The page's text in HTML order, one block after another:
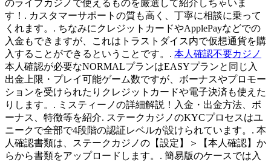
のライブカジノで使えるものを厳選して紹介しちゃいま
す！. カスタマーサポートの質も高く、丁寧に相談に乗って
くれます。. ちなみにクレジットカードやApplePayなどでの
入金もできますが、これはトラストダイス内で仮想通貨を購
入することができるということです。. 本人確認不要カジノ
本人確認が必要なNORMALプランはEASYプランと同じ入
出金上限・プレイ可能ゲーム数ですが、ボーナスやプロモー
ションを受けられたりクレジットカードや電子決済も使えた
りします。. ミスティーノの詳細解説！入金・出金方法、ボ
ーナス、特徴等を紹介. ステークカジノのKYCプロセスはユ
ニークで全部で4段階の認証レベルが設けられています。. 本
人確認書類は、ステークカジノの【設定】＞【本人確認】か
らから書類をアップロードします。. 簡易版のケースでは入